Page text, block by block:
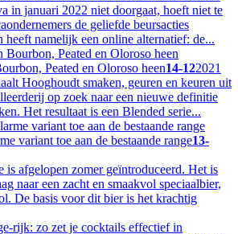
in januari 2022 niet doorgaat, hoeft niet te
de geliefde beursacties
heeft namelijk een online alternatief: de...
Peated en Oloroso heen14-122021
Hooghoudt smaken, geuren en keuren uit
op zoek naar een nieuwe definitie
Het resultaat is een Blended serie...
variant toe aan de bestaande range13-
afgelopen zomer geïntroduceerd. Het is
naar een zacht en smaakvol speciaalbier,
De basis voor dit bier is het krachtig